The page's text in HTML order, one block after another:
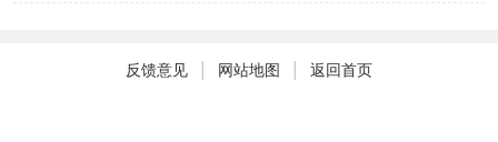
反馈意见 网站地图 返回首页